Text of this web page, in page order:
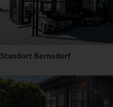
Standort Bernsdorf